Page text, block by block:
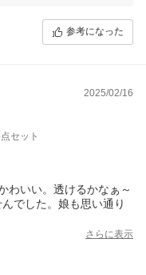
供できるよう、スタッフ一
参考になった
2025/02/16
セット
わいい。透けるかなぁ～
でした。娘も思い通り
さらに表示